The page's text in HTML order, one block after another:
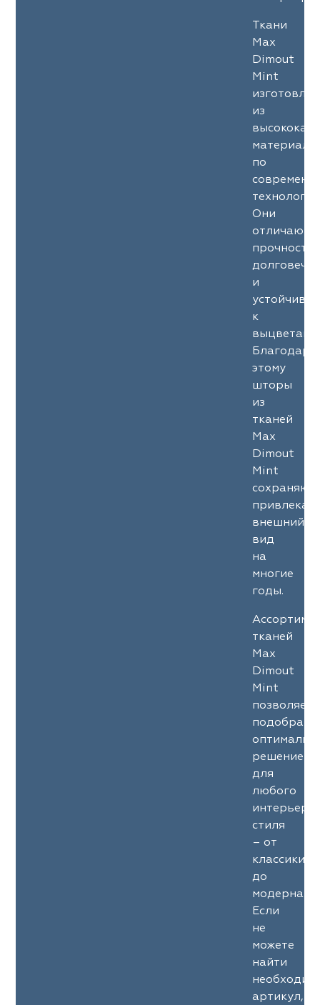
Ткани
Max
Dimout
Mint
из
по
Они
и
к
Благодаря
этому
шторы
из
тканей
Max
Dimout
Mint
сохраняют
внешний
вид
на
многие
годы.
тканей
Max
Dimout
Mint
позволяет
подобрать
решение
для
любого
стиля
– от
классики
до
модерна.
Если
не
можете
найти
артикул,